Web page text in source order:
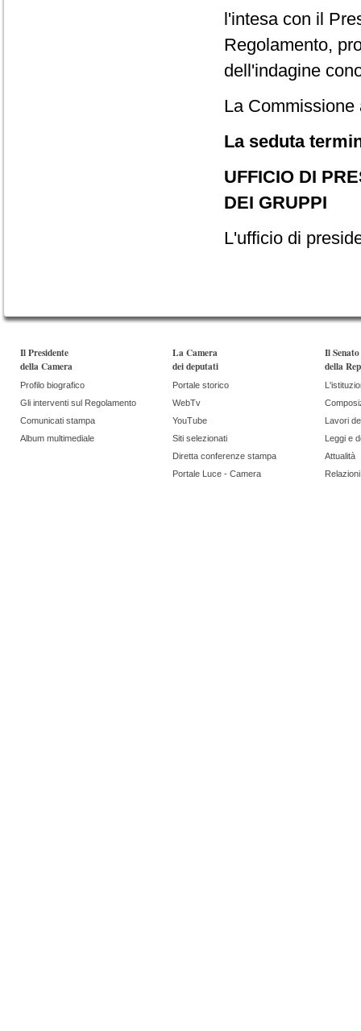
l'intesa con il
Regolamento,
dell'indagine
La Commissione
La seduta
UFFICIO DI
DEI GRUPPI
L'ufficio di
Il Presidente
della Camera
Profilo biografico
Gli interventi sul Regolamento
Comunicati stampa
Album multimediale
La Camera
dei deputati
Portale storico
WebTv
YouTube
Siti selezionati
Diretta conferenze stampa
Portale Luce - Camera
Il Senato
della
Lavori
Leggi e
Attualità